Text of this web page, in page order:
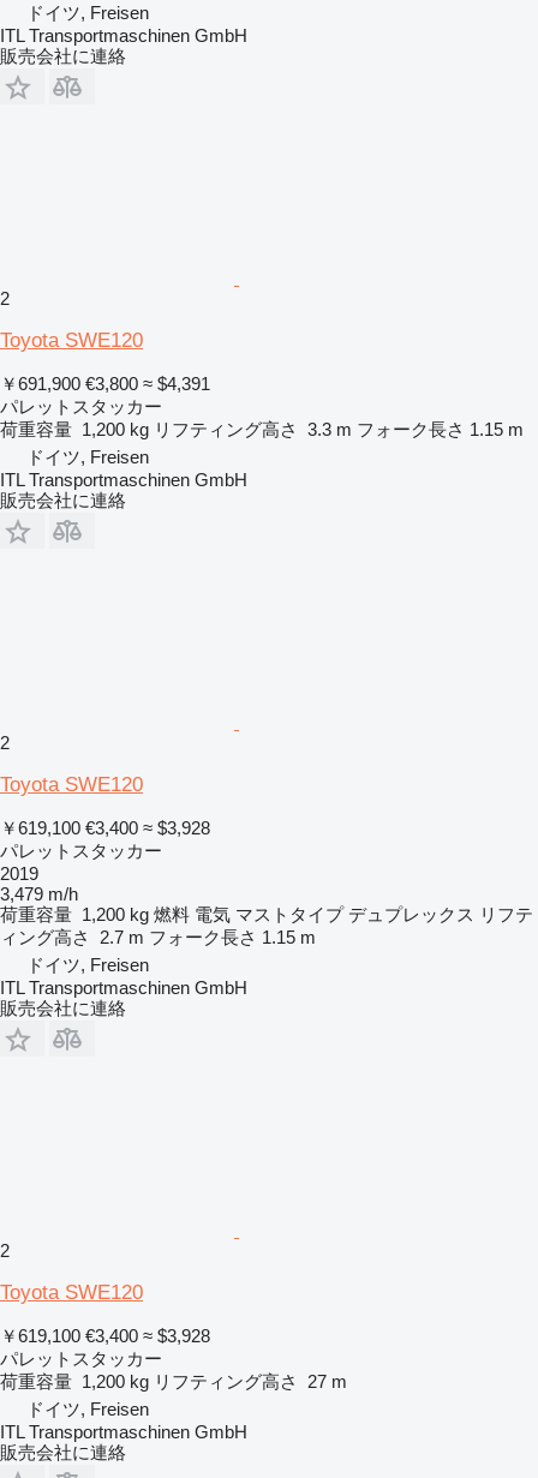
ドイツ, Freisen
ITL Transportmaschinen GmbH
販売会社に連絡
2
Toyota SWE120
￥691,900 €3,800 ≈ $4,391
パレットスタッカー
荷重容量 1,200 kg リフティング高さ 3.3 m フォーク長さ 1.15 m
ドイツ, Freisen
ITL Transportmaschinen GmbH
販売会社に連絡
2
Toyota SWE120
￥619,100 €3,400 ≈ $3,928
パレットスタッカー
2019
3,479 m/h
荷重容量 1,200 kg 燃料 電気 マストタイプ デュプレックス リフテ
ィング高さ
2.7 m フォーク長さ 1.15 m
ドイツ, Freisen
ITL Transportmaschinen GmbH
販売会社に連絡
2
Toyota SWE120
￥619,100 €3,400 ≈ $3,928
パレットスタッカー
荷重容量 1,200 kg リフティング高さ
27 m
ドイツ, Freisen
ITL Transportmaschinen GmbH
販売会社に連絡